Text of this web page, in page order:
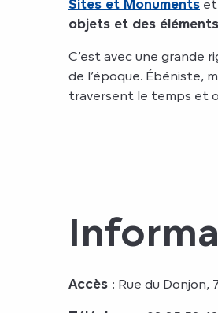
Sites et Monuments
objets et des
C’est avec une grande
de l’époque. Ébéniste,
traversent le temps et
Accès : Rue du Donjon,